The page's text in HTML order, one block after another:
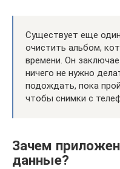
Существует еще
очистить альбом,
времени. Он
ничего не нужно
подождать, пока
чтобы снимки с
Зачем
данные?